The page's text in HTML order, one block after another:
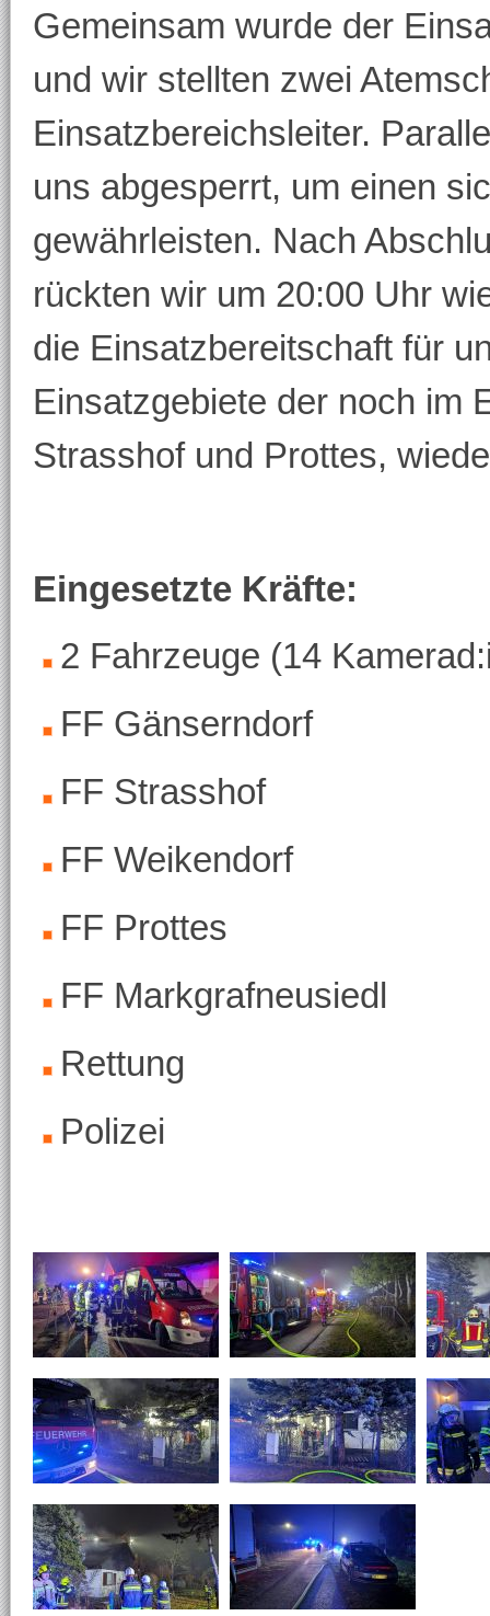
Gemeinsam wurde der
und wir stellten zwei
Einsatzbereichsleiter.
uns abgesperrt, um einen
gewährleisten. Nach
rückten wir um 20:00 Uhr
die Einsatzbereitschaft für
Einsatzgebiete der noch im
Strasshof und Prottes,
Eingesetzte Kräfte:
2 Fahrzeuge (14
FF Gänserndorf
FF Strasshof
FF Weikendorf
FF Prottes
FF Markgrafneusiedl
Rettung
Polizei